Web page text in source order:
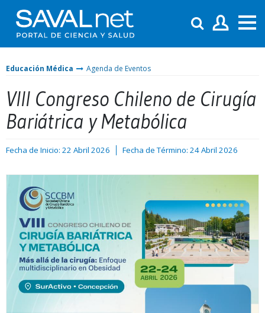
Educación Médica Agenda de Eventos
VIII Congreso Chileno de Cirugía
Bariátrica y Metabólica
Fecha de Inicio: 22 Abril 2026 Fecha de Término: 24 Abril 2026